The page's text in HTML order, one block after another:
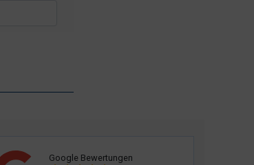
Google Bewertungen